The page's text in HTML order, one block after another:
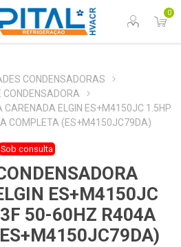
0
CONDENSADORAS
CONDENSADORA
CARENADA ELGIN ES+M4150JC 1.5HP
COMPLETA (ES+M4150JC79DA)
Sob consulta
ES+M4150JC
50-60HZ R404A